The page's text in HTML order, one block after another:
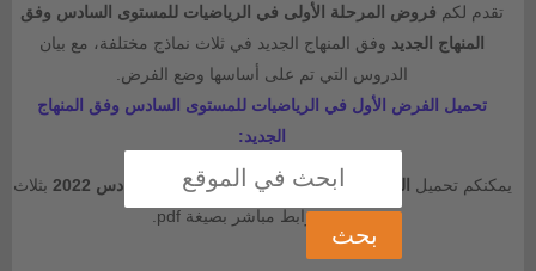
تقدم لكم فروض المرحلة الأولى في الرياضيات للمستوى السادس وفق
المنهاج الجديد وفق المنهاج الجديد في ثلاث نماذج مختلفة، مع بيان
الدروس التي تم على أساسها وضع الفرض.
تحميل الفرض الأول في الرياضيات للمستوى السادس وفق المنهاج
الجديد:
يمكنكم تحميل الفرض الأول في الرياضيات للمستوى السادس 2022
بثلاث
صيغ من رابط مباشر بصيغة pdf.